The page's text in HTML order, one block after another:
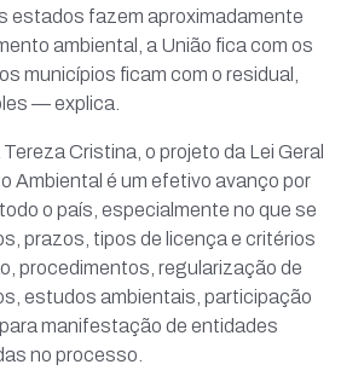
estados fazem aproximadamente
ambiental, a União fica com os
municípios ficam com o residual,
— explica.
Cristina, o projeto da Lei Geral
Ambiental é um efetivo avanço por
o país, especialmente no que se
prazos, tipos de licença e critérios
procedimentos, regularização de
estudos ambientais, participação
manifestação de entidades
no processo.